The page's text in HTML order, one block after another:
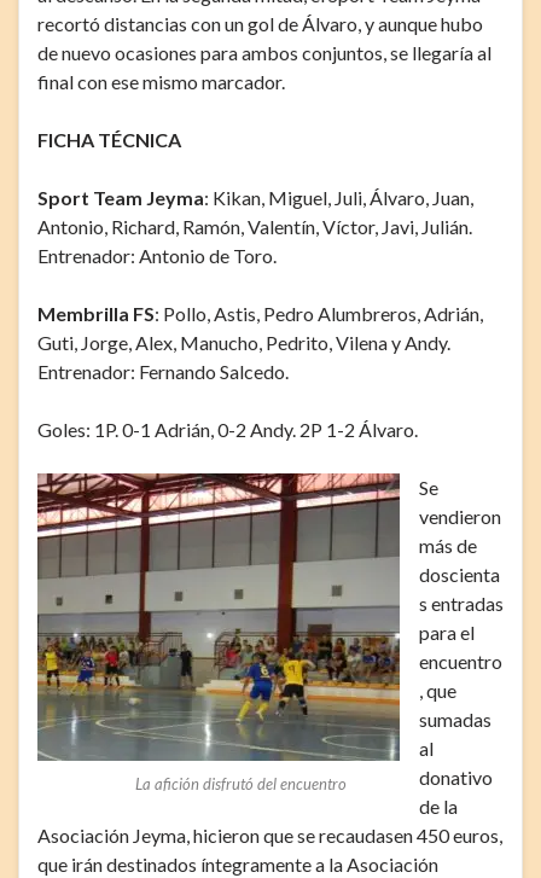
recortó distancias con un gol de Álvaro, y aunque hubo
de nuevo ocasiones para ambos conjuntos, se llegaría al
final con ese mismo marcador.
FICHA TÉCNICA
Sport Team Jeyma: Kikan, Miguel, Juli, Álvaro, Juan,
Antonio, Richard, Ramón, Valentín, Víctor, Javi, Julián.
Entrenador: Antonio de Toro.
Membrilla FS: Pollo, Astis, Pedro Alumbreros, Adrián,
Guti, Jorge, Alex, Manucho, Pedrito, Vilena y Andy.
Entrenador: Fernando Salcedo.
Goles: 1P. 0-1 Adrián, 0-2 Andy. 2P 1-2 Álvaro.
La afición disfrutó del encuentro
Se
vendieron
más de
doscienta
s entradas
para el
encuentro
, que
sumadas
al
donativo
de la
Asociación Jeyma, hicieron que se recaudasen 450 euros,
que irán destinados íntegramente a la Asociación